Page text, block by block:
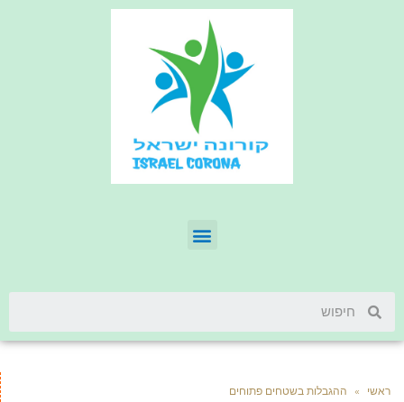
ראשי » ההגבלות בשטחים פתוחים